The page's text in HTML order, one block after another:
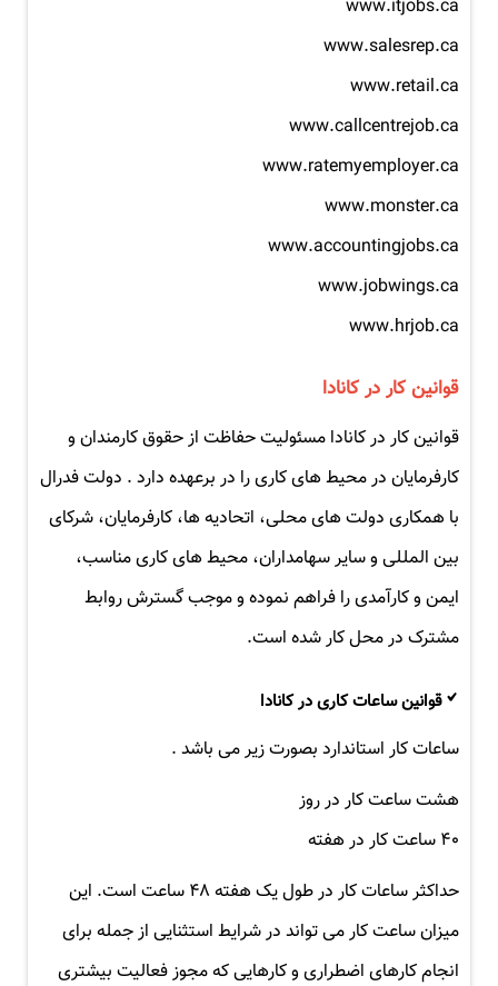
www.itjobs.ca
www.salesrep.ca
www.retail.ca
www.callcentrejob.ca
www.ratemyemployer.ca
www.monster.ca
www.accountingjobs.ca
www.jobwings.ca
www.hrjob.ca
قوانین کار در کانادا
قوانین کار در کانادا مسئولیت حفاظت از حقوق کارمندان و
کارفرمایان در محیط های کاری را در برعهده دارد . دولت فدرال
با همکاری دولت های محلی، اتحادیه ها، کارفرمایان، شرکای
بین المللی و سایر سهامداران، محیط های کاری مناسب،
ایمن و کارآمدی را فراهم نموده و موجب گسترش روابط
مشترک در محل کار شده است.
قوانین ساعات کاری در کانادا
ساعات کار استاندارد بصورت زیر می باشد .
هشت ساعت کار در روز
۴۰ ساعت کار در هفته
حداکثر ساعات کار در طول یک هفته ۴۸ ساعت است. این
میزان ساعت کار می تواند در شرایط استثنایی از جمله برای
انجام کارهای اضطراری و کارهایی که مجوز فعالیت بیشتری